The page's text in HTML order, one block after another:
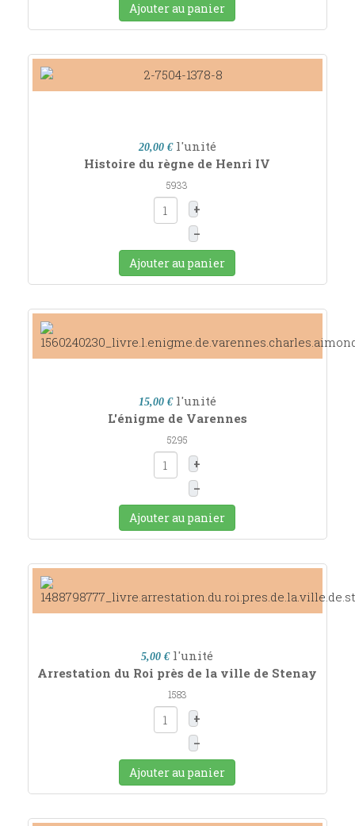
Ajouter au panier
20,00 € l'unité
Histoire du règne de Henri IV
5933
+
–
Ajouter au panier
15,00 € l'unité
L'énigme de Varennes
5295
+
–
Ajouter au panier
5,00 € l'unité
Arrestation du Roi près de la ville de Stenay
1583
+
–
Ajouter au panier